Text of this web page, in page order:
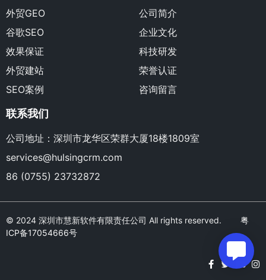
外贸GEO
谷歌SEO
效果保证
外贸建站
SEO案例
公司简介
企业文化
科技研发
荣誉认证
咨询留言
联系我们
公司地址：深圳市龙华区荣群大厦18楼1809室
services@hulsingcrm.com
86 (0755) 23732872
© 2024 深圳市慧新软件有限责任公司 All rights reserved. 粤
ICP备17054666号